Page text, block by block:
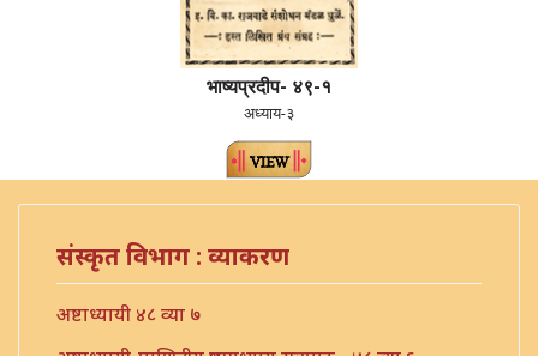
भाष्यप्रदीप- ४९-१
अध्याय-३
संस्कृत विभाग : व्याकरण
अष्टाध्यायी ४८ व्या ७